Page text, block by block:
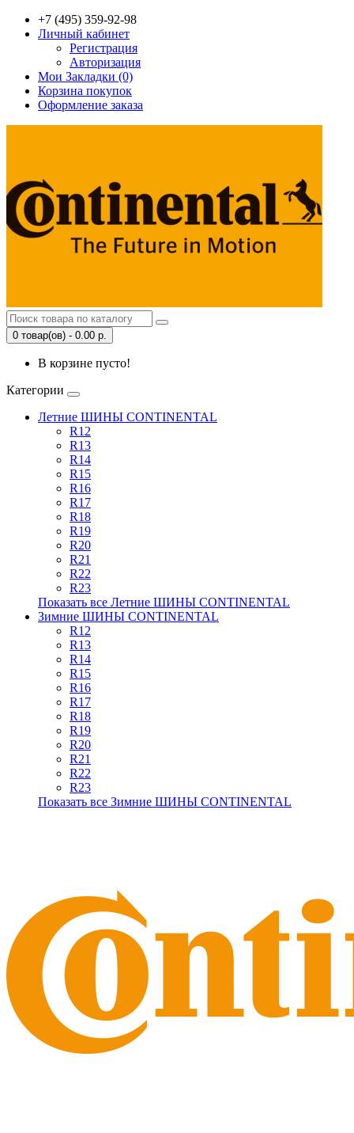
+7 (495) 359-92-98
Личный кабинет
Регистрация
Авторизация
Мои Закладки (0)
Корзина покупок
Оформление заказа
0 товар(ов) - 0.00 р.
В корзине пусто!
Категории
Летние ШИНЫ CONTINENTAL
R12
R13
R14
R15
R16
R17
R18
R19
R20
R21
R22
R23
Показать все Летние ШИНЫ CONTINENTAL
Зимние ШИНЫ CONTINENTAL
R12
R13
R14
R15
R16
R17
R18
R19
R20
R21
R22
R23
Показать все Зимние ШИНЫ CONTINENTAL